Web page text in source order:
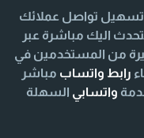
تسهيل تواصل عملائك
اليك مباشرة عبر
من المستخدمين في
رابط واتساب مباشر
واتسابي السهلة